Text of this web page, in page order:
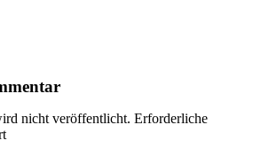
nicht veröffentlicht. Erforderliche